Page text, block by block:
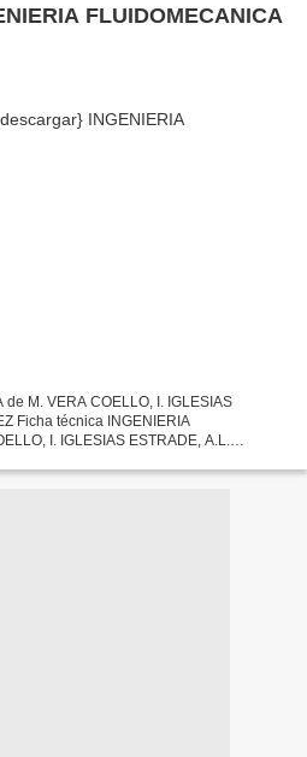
FLUIDOMECANICA
M. VERA COELLO, I. IGLESIAS
Ficha técnica INGENIERIA
I. IGLESIAS ESTRADE, A.L.